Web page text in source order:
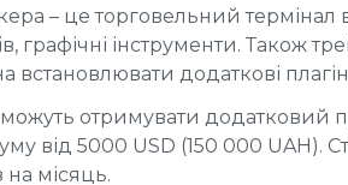
– це торговельний термінал
графічні інструменти. Також
додаткові
отримувати додатковий
від 5000 USD (150 000 UAH).
на місяць.